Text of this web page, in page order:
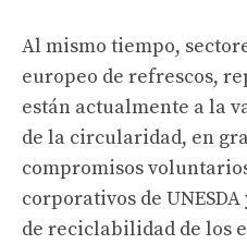
Al mismo tiempo,
europeo de refrescos,
están actualmente a la
de la circularidad, en
compromisos
corporativos de
de reciclabilidad de los